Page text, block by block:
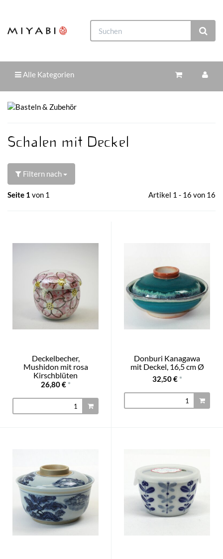
Alle Kategorien
Schalen mit Deckel
Filtern nach
Seite 1 von 1 Artikel 1 - 16 von 16
Deckelbecher,
Mushidon mit rosa
Kirschblüten
26,80 € *
Donburi Kanagawa
mit Deckel, 16,5 cm Ø
32,50 € *